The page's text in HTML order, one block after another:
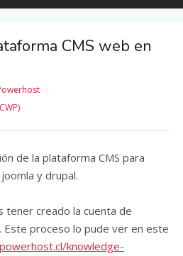
CMS web en
de la plataforma CMS para
y drupal.
tener creado la cuenta de
Este proceso lo pude ver en este
knowledge-